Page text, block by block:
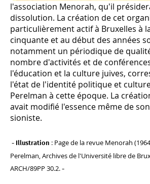
l'association Menorah, qu'il
dissolution. La création de cet
particulièrement actif à Bruxelles à
cinquante et au début des années
notamment un périodique de
nombre d'activités et de
l'éducation et la culture juives,
l'état de l'identité politique et
Perelman à cette époque. La
avait modifié l'essence même de
sioniste.
- Illustration : Page de la revue Menorah
Perelman, Archives de l'Université libre de
ARCH/89PP 30.2. -